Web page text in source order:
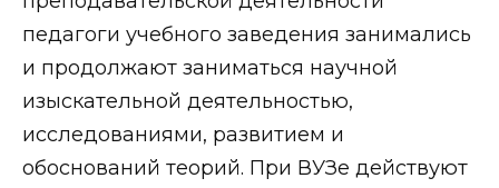
педагоги учебного заведения занимались
и продолжают заниматься научной
изыскательной деятельностью,
исследованиями, развитием и
обоснований теорий. При ВУЗе действуют